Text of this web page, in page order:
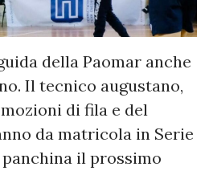
della Paomar anche
Il tecnico augustano,
di fila e del
da matricola in Serie
il prossimo